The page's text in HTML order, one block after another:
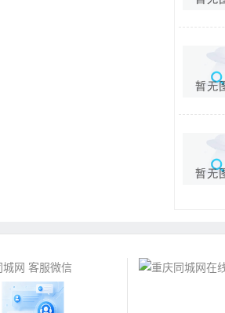
城网 客服微信